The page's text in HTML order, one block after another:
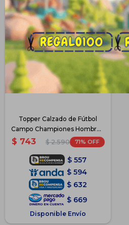
Topper Calzado de Fútbol
Campo Championes Hombre -
Blanco-SanCiro
$ 743 $ 2.590 71
$ 557
$ 594
$ 632
$ 669
Disponible Envío